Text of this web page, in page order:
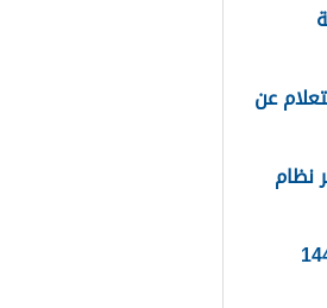
عن
نظام
منتهيه 1448